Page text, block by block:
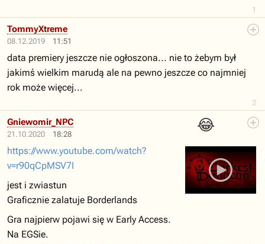
1
08.12.2019 11:51
2
TommyXtreme
data premiery jeszcze nie ogłoszona... nie to żebym był
jakimś wielkim marudą ale na pewno jeszcze co najmniej
rok może więcej...
21.10.2020 18:28
😂
Gniewomir_NPC
https://www.youtube.com/watch?
v=r90qCpMSV7I
jest i zwiastun
Graficznie zalatuje Borderlands
Gra najpierw pojawi się w Early Access.
Na EGSie.